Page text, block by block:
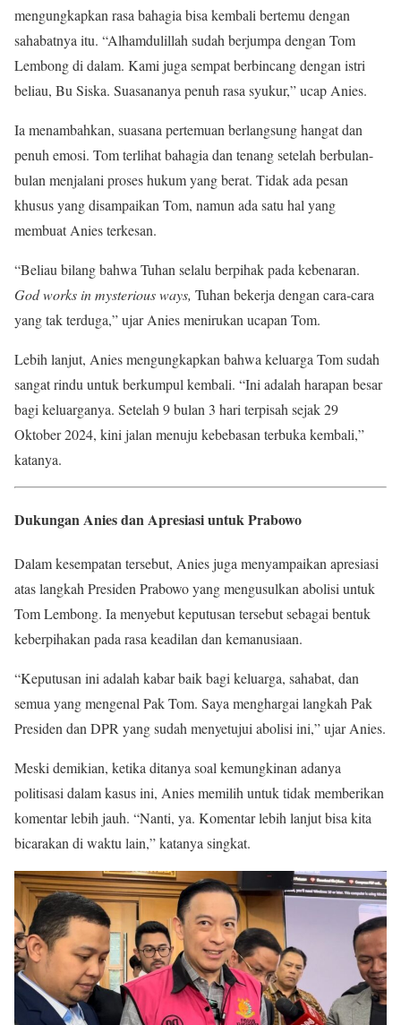
mengungkapkan rasa bahagia bisa kembali bertemu dengan
sahabatnya itu. “Alhamdulillah sudah berjumpa dengan Tom
Lembong di dalam. Kami juga sempat berbincang dengan istri
beliau, Bu Siska. Suasananya penuh rasa syukur,” ucap Anies.
Ia menambahkan, suasana pertemuan berlangsung hangat dan
penuh emosi. Tom terlihat bahagia dan tenang setelah berbulan-
bulan menjalani proses hukum yang berat. Tidak ada pesan
khusus yang disampaikan Tom, namun ada satu hal yang
membuat Anies terkesan.
“Beliau bilang bahwa Tuhan selalu berpihak pada kebenaran.
God works in mysterious ways, Tuhan bekerja dengan cara-cara
yang tak terduga,” ujar Anies menirukan ucapan Tom.
Lebih lanjut, Anies mengungkapkan bahwa keluarga Tom sudah
sangat rindu untuk berkumpul kembali. “Ini adalah harapan besar
bagi keluarganya. Setelah 9 bulan 3 hari terpisah sejak 29
Oktober 2024, kini jalan menuju kebebasan terbuka kembali,”
katanya.
Dukungan Anies dan Apresiasi untuk Prabowo
Dalam kesempatan tersebut, Anies juga menyampaikan apresiasi
atas langkah Presiden Prabowo yang mengusulkan abolisi untuk
Tom Lembong. Ia menyebut keputusan tersebut sebagai bentuk
keberpihakan pada rasa keadilan dan kemanusiaan.
“Keputusan ini adalah kabar baik bagi keluarga, sahabat, dan
semua yang mengenal Pak Tom. Saya menghargai langkah Pak
Presiden dan DPR yang sudah menyetujui abolisi ini,” ujar Anies.
Meski demikian, ketika ditanya soal kemungkinan adanya
politisasi dalam kasus ini, Anies memilih untuk tidak memberikan
komentar lebih jauh. “Nanti, ya. Komentar lebih lanjut bisa kita
bicarakan di waktu lain,” katanya singkat.